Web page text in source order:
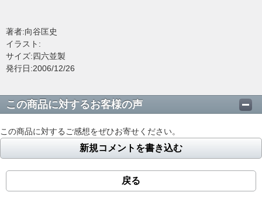
著者:向谷匡史
イラスト:
サイズ:四六並製
発行日:2006/12/26
この商品に対するお客様の声
この商品に対するご感想をぜひお寄せください。
新規コメントを書き込む
戻る